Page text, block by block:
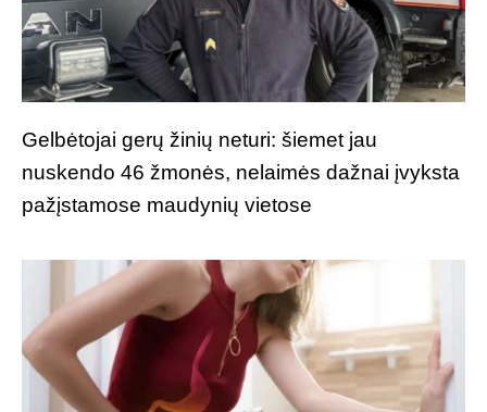
Gelbėtojai gerų žinių neturi: šiemet jau
nuskendo 46 žmonės, nelaimės dažnai įvyksta
pažįstamose maudynių vietose